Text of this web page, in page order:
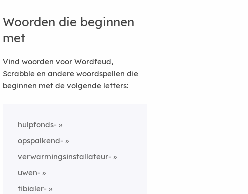
Woorden die beginnen
met
Vind woorden voor Wordfeud,
Scrabble en andere woordspellen die
beginnen met de volgende letters:
hulpfonds-
opspalkend-
verwarmingsinstallateur-
uwen-
tibialer-